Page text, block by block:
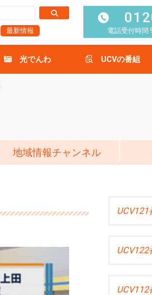
最新情報 電話受付時間
光でんわ UCVの番組
地域情報チャンネル
UCV121
UCV122
UCV112